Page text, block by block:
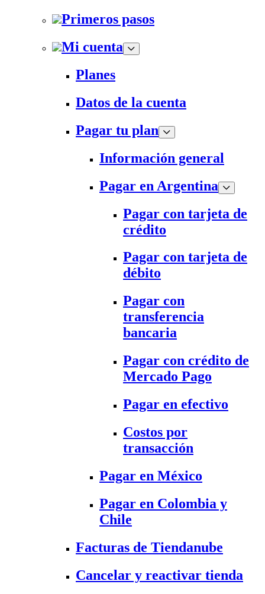
Primeros pasos
Mi cuenta
Planes
Datos de la cuenta
Pagar tu plan
Información general
Pagar en Argentina
Pagar con tarjeta de
crédito
Pagar con tarjeta de
débito
Pagar con
transferencia
bancaria
Pagar con crédito de
Mercado Pago
Pagar en efectivo
Costos por
transacción
Pagar en México
Pagar en Colombia y
Chile
Facturas de Tiendanube
Cancelar y reactivar tienda